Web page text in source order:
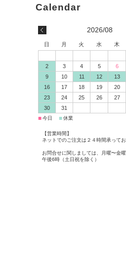
2026/08
日 月 火 水 木
2
3 4 5 6
9
10 11 12 13
16
17 18 19 20
23
24 25 26 27
30
31
■今日 ■休業
【営業時間】
ネットでのご注文は２４時間承ってお
お問合せに関しましては、月曜〜金
午後6時（土日祝を除く）